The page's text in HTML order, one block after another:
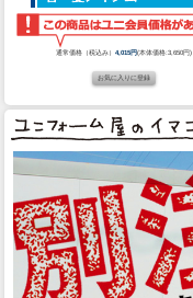
通常価格（税込み）4,015円(本体価格:3,650円)